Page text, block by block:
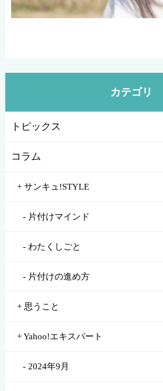
カテゴリ
トピックス
コラム
サンキュ!STYLE
片付けマインド
わたくしごと
片付けの進め方
思うこと
Yahoo!エキスパート
2024年9月